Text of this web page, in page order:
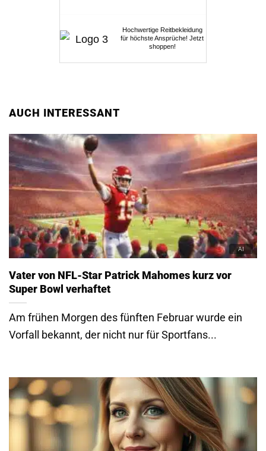
Hochwertige Reitbekleidung
für höchste Ansprüche! Jetzt
shoppen!
AUCH INTERESSANT
Vater von NFL-Star Patrick Mahomes kurz vor
Super Bowl verhaftet
Am frühen Morgen des fünften Februar wurde ein
Vorfall bekannt, der nicht nur für Sportfans...